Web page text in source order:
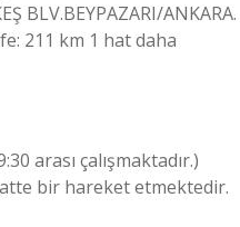
BLV.BEYPAZARI/ANKARA.
211 km 1 hat daha
arası çalışmaktadır.)
bir hareket etmektedir.